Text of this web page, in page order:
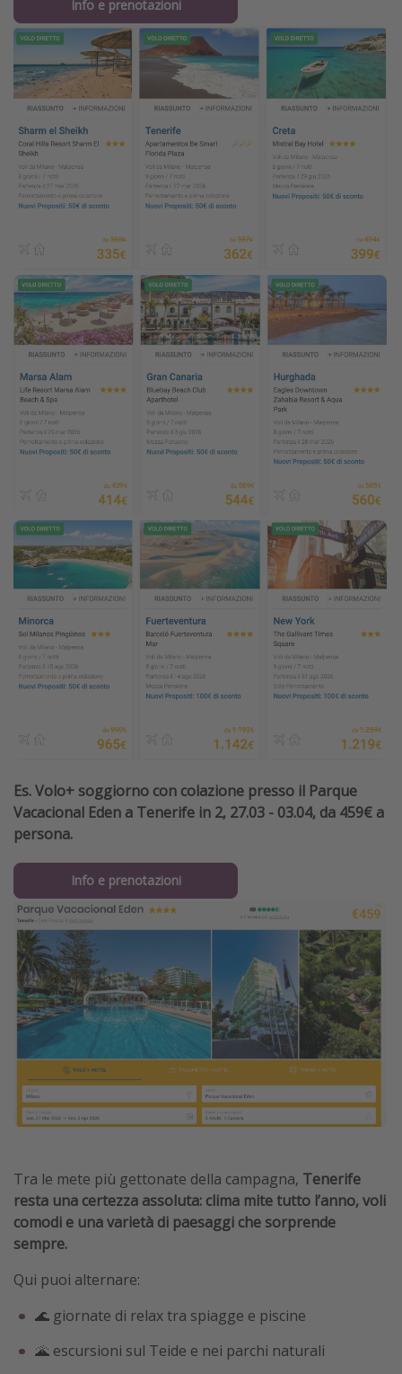
Info e prenotazioni
Es. Volo+ soggiorno con colazione presso il Parque
Vacacional Eden a Tenerife in 2, 27.03 - 03.04, da 459€ a
persona.
Info e prenotazioni
Tra le mete più gettonate della campagna, Tenerife
resta una certezza assoluta: clima mite tutto l’anno, voli
comodi e una varietà di paesaggi che sorprende
sempre.
Qui puoi alternare:
🌊 giornate di relax tra spiagge e piscine
🌋 escursioni sul Teide e nei parchi naturali